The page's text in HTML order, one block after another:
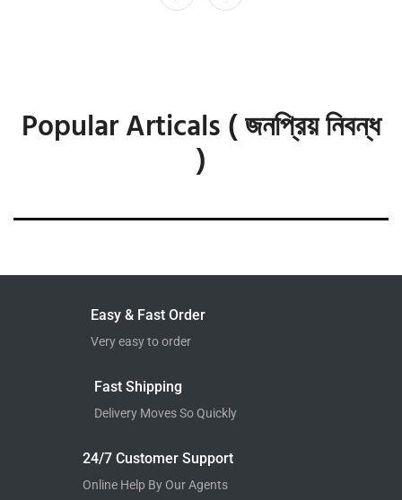
Popular Articals ( জনপ্রিয় নিবন্ধ
)
Easy & Fast Order
Very easy to order
Fast Shipping
Delivery Moves So Quickly
24/7 Customer Support
Online Help By Our Agents